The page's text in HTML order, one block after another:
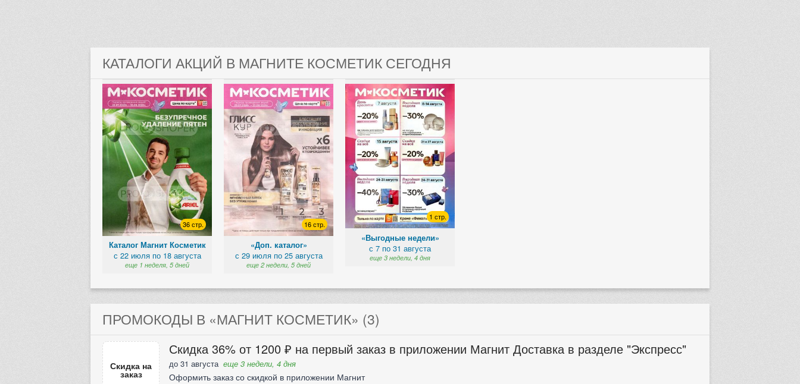
КАТАЛОГИ АКЦИЙ В МАГНИТЕ КОСМЕТИК СЕГОДНЯ
36 стр.
Каталог Магнит Косметик
с 22 июля по 18 августа
еще 1 неделя, 5 дней
16 стр.
«Доп. каталог»
с 29 июля по 25 августа
еще 2 недели, 5 дней
1 стр.
«Выгодные недели»
с 7 по 31 августа
еще 3 недели, 4 дня
ПРОМОКОДЫ В «МАГНИТ КОСМЕТИК» (3)
Скидка на
заказ
Скидка 36% от 1200 ₽ на первый заказ в приложении Магнит Доставка в разделе "Экспресс"
до 31 августа еще 3 недели, 4 дня
Оформить заказ со скидкой в приложении Магнит